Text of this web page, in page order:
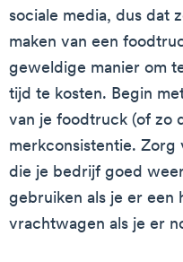
sociale media, dus dat
maken van een
geweldige manier om
tijd te kosten. Begin
van je foodtruck (of zo
merkconsistentie.
die je bedrijf goed
gebruiken als je er een
vrachtwagen als je er